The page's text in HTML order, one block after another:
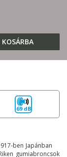
KOSÁRBA
69 dB
ben Japánban
gumiabroncsok